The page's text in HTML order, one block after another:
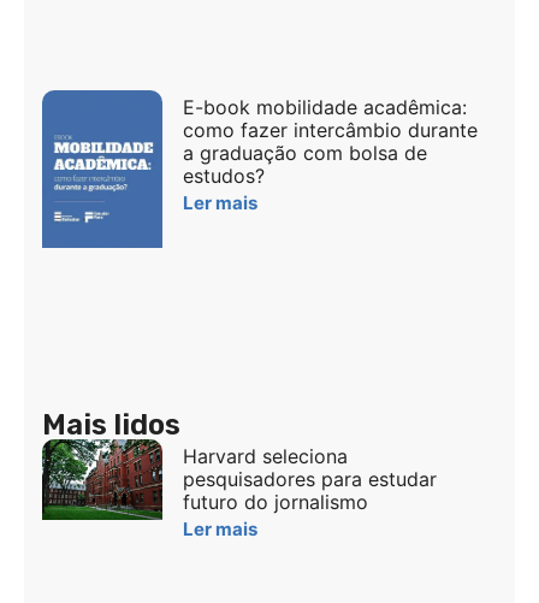
E-book mobilidade acadêmica:
como fazer intercâmbio durante
a graduação com bolsa de
estudos?
Ler mais
Mais lidos
Harvard seleciona
pesquisadores para estudar
futuro do jornalismo
Ler mais